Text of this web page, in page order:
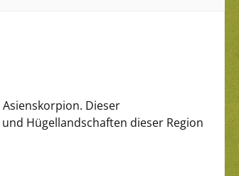
Dieser
Hügellandschaften dieser Region